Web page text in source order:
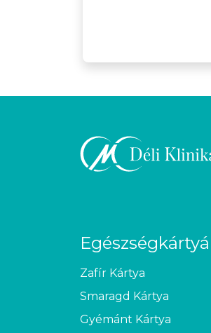
Zafír Kártya
Smaragd Kártya
Gyémánt Kártya